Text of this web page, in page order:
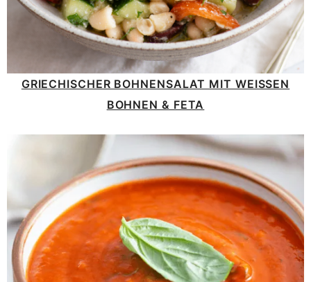
GRIECHISCHER BOHNENSALAT MIT WEISSEN B
OHNEN & FETA